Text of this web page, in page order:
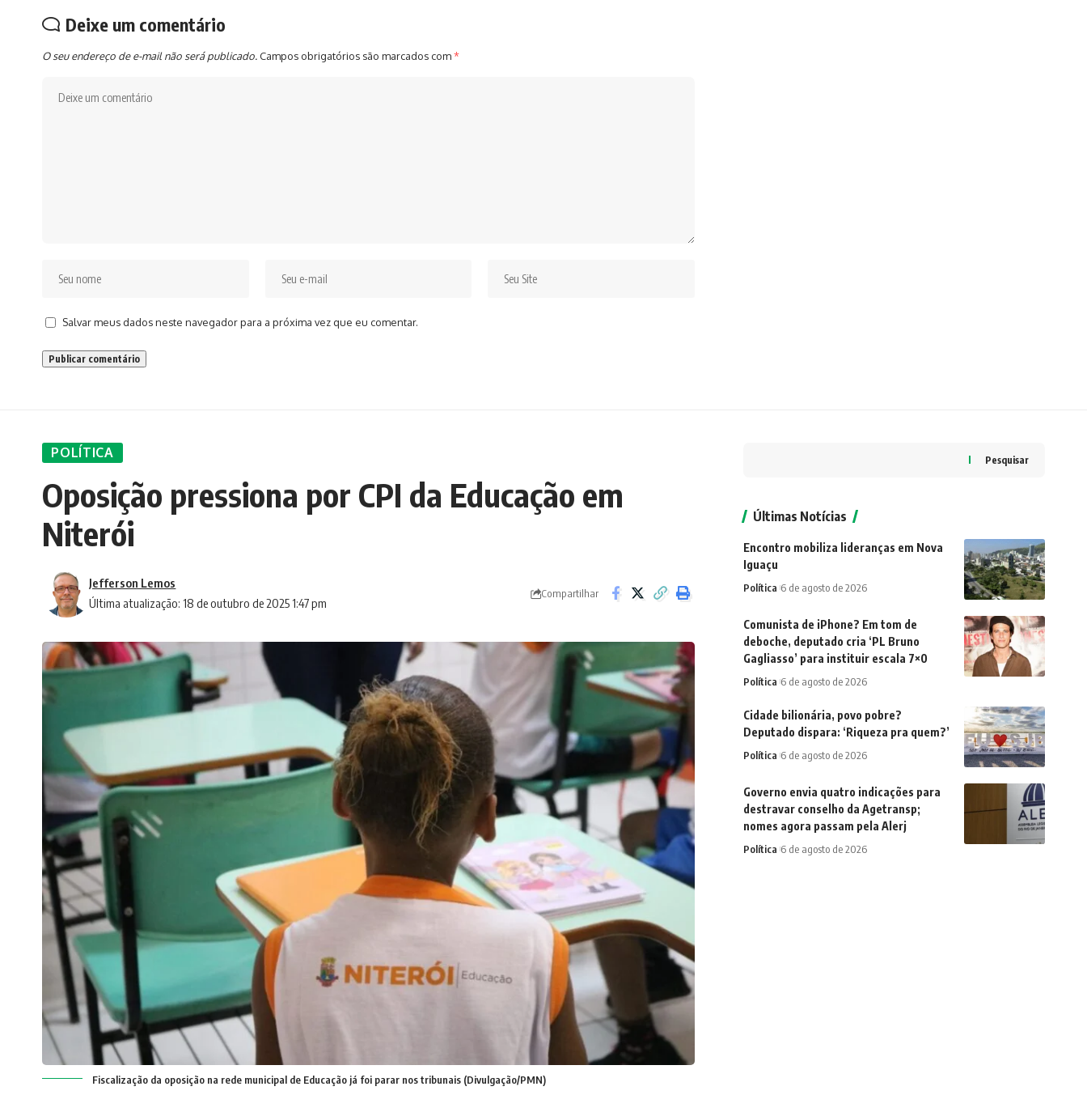
Deixe um comentário
O seu endereço de e-mail não será publicado. Campos obrigatórios são marcados com*
Salvar meus dados neste navegador para a próxima vez que eu comentar.
POLÍTICA
Oposição pressiona por CPI da Educação em
Niterói
Última atualização: 18 de outubro de 2025 1:47 pm
Jefferson Lemos
Compartilhar
Fiscalização da oposição na rede municipal de Educação já foi parar nos tribunais (Divulgação/PMN)
Pesquisar
Últimas Notícias
Encontro mobiliza lideranças em Nova
Iguaçu
Política 6 de agosto de 2026
Comunista de iPhone? Em tom de
deboche, deputado cria ‘PL Bruno
Gagliasso’ para instituir escala 7×0
Política 6 de agosto de 2026
Cidade bilionária, povo pobre?
Deputado dispara: ‘Riqueza pra quem?’
Política 6 de agosto de 2026
Governo envia quatro indicações para
destravar conselho da Agetransp;
nomes agora passam pela Alerj
Política 6 de agosto de 2026